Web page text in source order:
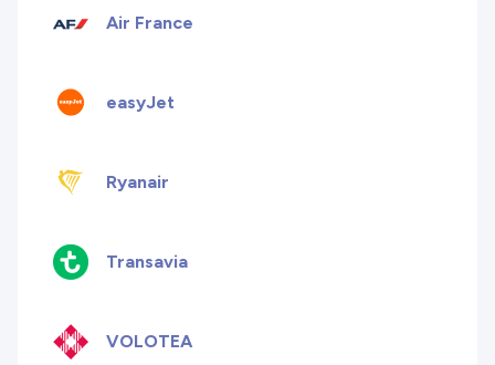
Air France
easyJet
Ryanair
Transavia
VOLOTEA